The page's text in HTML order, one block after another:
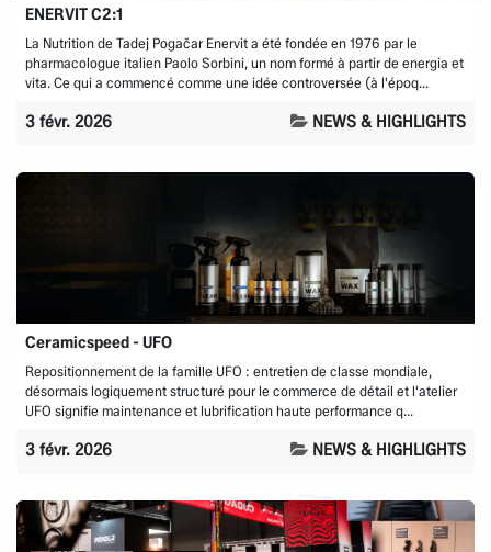
ENERVIT C2:1
La Nutrition de Tadej Pogačar Enervit a été fondée en 1976 par le
pharmacologue italien Paolo Sorbini, un nom formé à partir de energia et
vita. Ce qui a commencé comme une idée controversée (à l'époq...
3 févr. 2026 NEWS & HIGHLIGHTS
Ceramicspeed - UFO
Repositionnement de la famille UFO : entretien de classe mondiale,
désormais logiquement structuré pour le commerce de détail et l'atelier
UFO signifie maintenance et lubrification haute performance q...
3 févr. 2026 NEWS & HIGHLIGHTS